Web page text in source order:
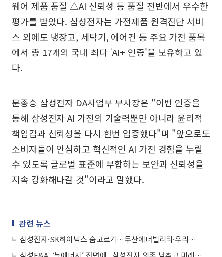
웨어 제품 품질 △AI 신뢰성 등 품질 전반에서 우수한
평가를 받았다. 삼성전자는 가전제품 원격진단 서비
스 외에도 냉장고, 세탁기, 에어컨 등 주요 가전 품목
에서 총 17개의 국내 최다 'AI+ 인증'을 보유하고 있
다.
문종승 삼성전자 DA사업부 부사장은 "이번 인증을
통해 삼성전자 AI 가전의 기술력뿐만 아니라 윤리적
책임감과 신뢰성을 다시 한번 입증했다"며 "앞으로도
소비자들이 안심하고 혁신적인 AI 가전 경험을 누릴
수 있도록 글로벌 표준에 부합하는 보안과 신뢰성을
지속 강화해나갈 것"이라고 말했다.
관련 뉴스
삼성전자·SK하이닉스 숨고르기…두산에너빌리티·우리기술 ‘원전주’ 부각
삼성E&A, ‘뉴에너지’ 전면에...삼성전자 의존 낮추고 미래 먹거리 박차